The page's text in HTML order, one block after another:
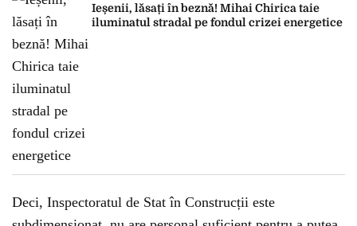
Ieșenii, lăsați în beznă! Mihai Chirica taie
iluminatul stradal pe fondul crizei energetice
Deci, Inspectoratul de Stat în Construcții este